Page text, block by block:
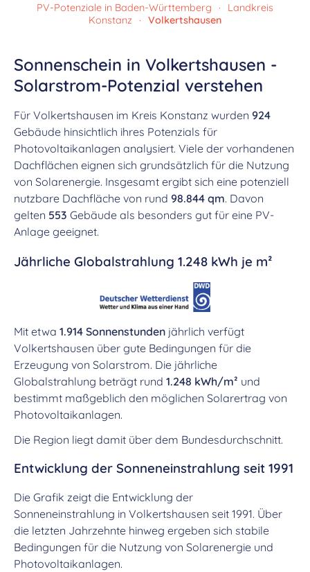
PV-Potenziale in Baden-Württemberg ·
Landkreis
Konstanz
· Volkertshausen
Sonnenschein in Volkertshausen -
Solarstrom-Potenzial verstehen
Für Volkertshausen im Kreis Konstanz wurden 924
Gebäude hinsichtlich ihres Potenzials für
Photovoltaikanlagen analysiert. Viele der vorhandenen
Dachflächen eignen sich grundsätzlich für die Nutzung
von Solarenergie. Insgesamt ergibt sich eine potenziell
nutzbare Dachfläche von rund 98.844 qm. Davon
gelten 553 Gebäude als besonders gut für eine PV-
Anlage geeignet.
Jährliche Globalstrahlung 1.248 kWh je m²
Mit etwa 1.914 Sonnenstunden jährlich verfügt
Volkertshausen über gute Bedingungen für die
Erzeugung von Solarstrom. Die jährliche
Globalstrahlung beträgt rund 1.248 kWh/m² und
bestimmt maßgeblich den möglichen Solarertrag von
Photovoltaikanlagen.
Die Region liegt damit über dem Bundesdurchschnitt.
Entwicklung der Sonneneinstrahlung seit 1991
Die Grafik zeigt die Entwicklung der
Sonneneinstrahlung in Volkertshausen seit 1991. Über
die letzten Jahrzehnte hinweg ergeben sich stabile
Bedingungen für die Nutzung von Solarenergie und
Photovoltaikanlagen.